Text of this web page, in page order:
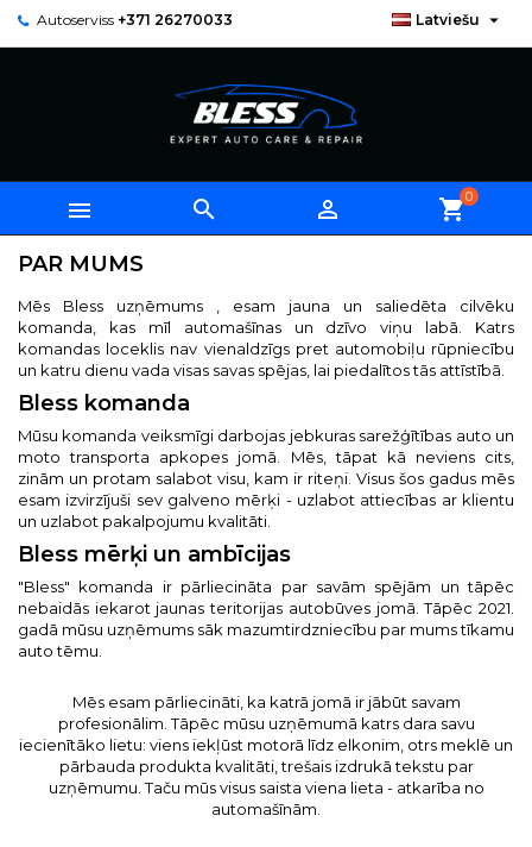
Autoserviss +371 26270033 Latviešu 
   shopping_cart0
PAR MUMS
Mēs Bless uzņēmums , esam jauna un saliedēta cilvēku
komanda, kas mīl automašīnas un dzīvo viņu labā. Katrs
komandas loceklis nav vienaldzīgs pret automobiļu rūpniecību
un katru dienu vada visas savas spējas, lai piedalītos tās attīstībā.
Bless komanda
Mūsu komanda veiksmīgi darbojas jebkuras sarežģītības auto un
moto transporta apkopes jomā. Mēs, tāpat kā neviens cits,
zinām un protam salabot visu, kam ir riteņi. Visus šos gadus mēs
esam izvirzījuši sev galveno mērķi - uzlabot attiecības ar klientu
un uzlabot pakalpojumu kvalitāti.
Bless mērķi un ambīcijas
"Bless" komanda ir pārliecināta par savām spējām un tāpēc
nebaidās iekarot jaunas teritorijas autobūves jomā. Tāpēc 2021.
gadā mūsu uzņēmums sāk mazumtirdzniecību par mums tīkamu
auto tēmu.
Mēs esam pārliecināti, ka katrā jomā ir jābūt savam
profesionālim. Tāpēc mūsu uzņēmumā katrs dara savu
iecienītāko lietu: viens iekļūst motorā līdz elkonim, otrs meklē un
pārbauda produkta kvalitāti, trešais izdrukā tekstu par
uzņēmumu. Taču mūs visus saista viena lieta - atkarība no
automašīnām.